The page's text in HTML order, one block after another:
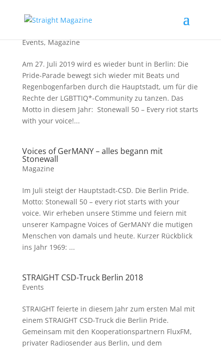
Events,Magazine
Am 27. Juli 2019 wird es wieder bunt in Berlin: Die
Pride-Parade bewegt sich wieder mit Beats und
Regenbogenfarben durch die Hauptstadt, um für die
Rechte der LGBTTIQ*-Community zu tanzen. Das
Motto in diesem Jahr: Stonewall 50 – Every riot starts
with your voice!...
Voices of GerMANY – alles begann mit
Stonewall
Magazine
Im Juli steigt der Hauptstadt-CSD. Die Berlin Pride.
Motto: Stonewall 50 – every riot starts with your
voice. Wir erheben unsere Stimme und feiern mit
unserer Kampagne Voices of GerMANY die mutigen
Menschen von damals und heute. Kurzer Rückblick
ins Jahr 1969: ...
STRAIGHT CSD-Truck Berlin 2018
Events
STRAIGHT feierte in diesem Jahr zum ersten Mal mit
einem STRAIGHT CSD-Truck die Berlin Pride.
Gemeinsam mit den Kooperationspartnern FluxFM,
privater Radiosender aus Berlin, und dem